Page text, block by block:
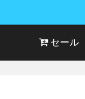
セール